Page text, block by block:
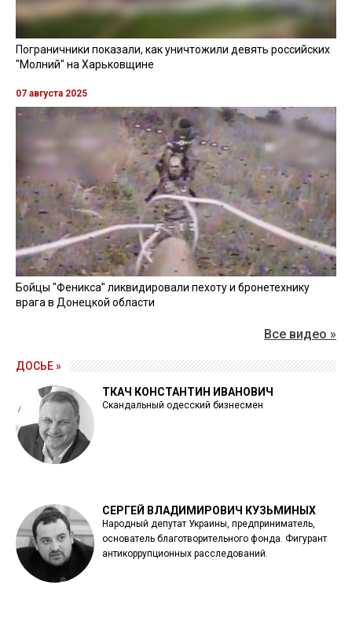
Пограничники показали, как уничтожили девять российских
"Молний" на Харьковщине
07 августа 2025
Бойцы "Феникса" ликвидировали пехоту и бронетехнику
врага в Донецкой области
Все видео »
ДОСЬЕ »
ТКАЧ КОНСТАНТИН ИВАНОВИЧ
Скандальный одесский бизнесмен
СЕРГЕЙ ВЛАДИМИРОВИЧ КУЗЬМИНЫХ
Народный депутат Украины, предприниматель,
основатель благотворительного фонда. Фигурант
антикоррупционных расследований.